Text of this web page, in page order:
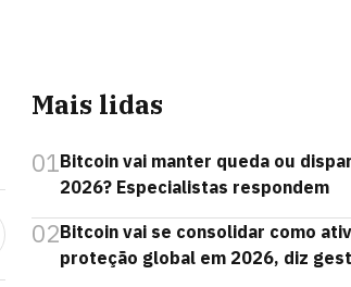
Mais lidas
01Bitcoin vai manter queda ou
2026? Especialistas respondem
02Bitcoin vai se consolidar como
proteção global em 2026, diz